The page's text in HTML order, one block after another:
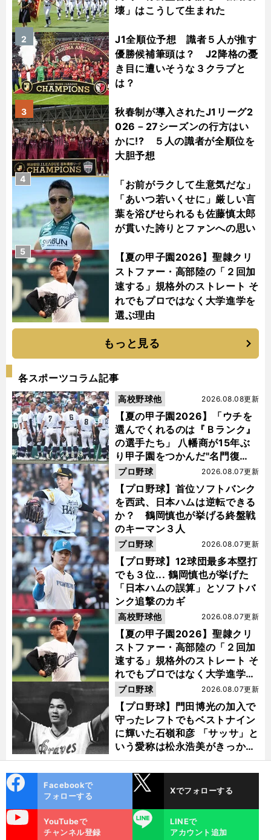
壊」はこうして生まれた
J1全順位予想 識者５人が推す
優勝候補筆頭は？ J2降格の憂
き目に遭いそうな３クラブと
は？
2
秋春制が導入されたJ1リーグ2
026－27シーズンの行方はい
かに!? ５人の識者が全順位を
大胆予想
3
「お前がラクして生意気だな」
「あいつ若いくせに」厳しい言
葉を浴びせられるも佐藤慎太郎
が貫いた誇りとファンへの思い
4
【夏の甲子園2026】聖隷クリ
ストファー・高部陸の「２回加
速する」規格外のストレート そ
れでもプロではなく大学進学を
選ぶ理由
5
もっと見る
各スポーツコラム記事
【夏の甲子園2026】「ウチを
選んでくれるのは『Ｂランク』
の選手たち」 八幡商が15年ぶ
り甲子園をつかんだ"名門復
活"の舞台裏
2026.08.08更新
高校野球他
【プロ野球】首位ソフトバンク
を西武、日本ハムは逆転できる
か？ 鶴岡慎也が挙げる終盤戦
のキーマン３人
2026.08.07更新
プロ野球
【プロ野球】12球団最多本塁打
でも３位... 鶴岡慎也が挙げた
「日本ハムの誤算」とソフトバ
ンク追撃のカギ
2026.08.07更新
プロ野球
【夏の甲子園2026】聖隷クリ
ストファー・高部陸の「２回加
速する」規格外のストレート そ
れでもプロではなく大学進学を
選ぶ理由
2026.08.07更新
高校野球他
【プロ野球】門田博光の加入で
守ったレフトでもベストナイン
に輝いた石嶺和彦 「サッサ」と
いう愛称は松永浩美がきっか
け？
2026.08.07更新
プロ野球
ok
Facebookで
フォローする
Xでフォローする
YouTubeで
チャンネル登録
LINE
LINEで
アカウント追加